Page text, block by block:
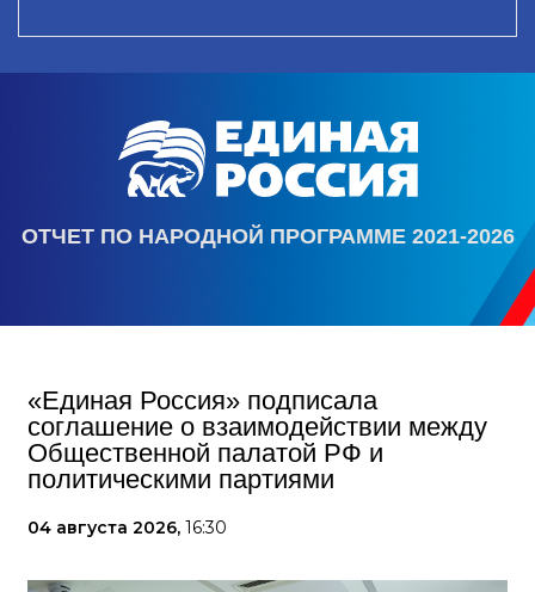
ОТЧЕТ ПО НАРОДНОЙ ПРОГРАММЕ 2021-2026
«Единая Россия» подписала
соглашение о взаимодействии между
Общественной палатой РФ и
политическими партиями
04 августа 2026, 16:30